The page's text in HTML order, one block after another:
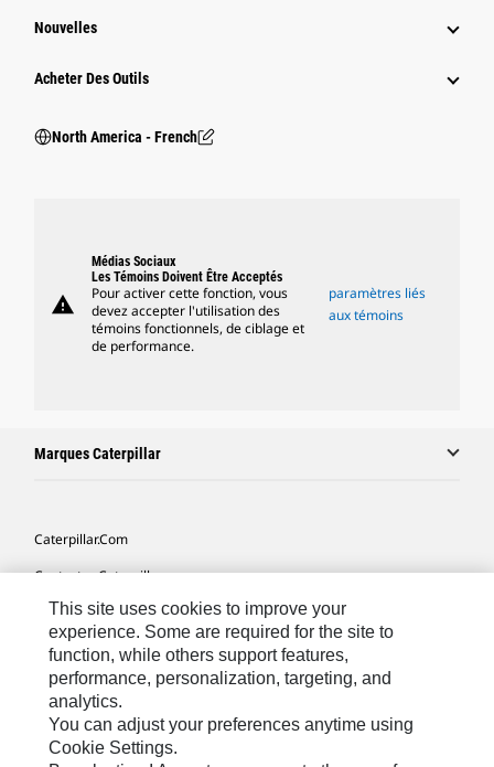
Nouvelles
Acheter Des Outils
North America - French
warning
Médias Sociaux
Les Témoins Doivent Être Acceptés
Pour activer cette fonction, vous
devez accepter l'utilisation des
témoins fonctionnels, de ciblage et
de performance.
paramètres liés
aux témoins
Marques Caterpillar
Caterpillar.com
Contacter Caterpillar
Mes Préférences Marketing
Plan Du Site
Cookie Settings
Légales
Confidentialité
This site uses cookies to improve your
experience. Some are required for the site to
function, while others support features,
performance, personalization, targeting, and
analytics.
You can adjust your preferences anytime using
Cookie Settings.